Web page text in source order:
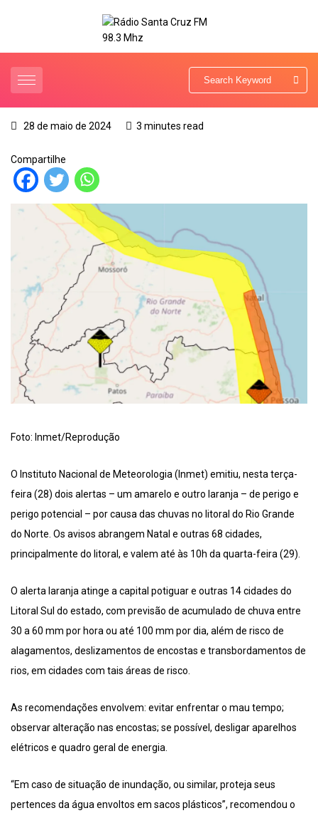
28 de maio de 2024 3 minutes read
Compartilhe
Foto: Inmet/Reprodução
O Instituto Nacional de Meteorologia (Inmet) emitiu, nesta terça-
feira (28) dois alertas – um amarelo e outro laranja – de perigo e
perigo potencial – por causa das chuvas no litoral do Rio Grande
do Norte. Os avisos abrangem Natal e outras 68 cidades,
principalmente do litoral, e valem até às 10h da quarta-feira (29).
O alerta laranja atinge a capital potiguar e outras 14 cidades do
Litoral Sul do estado, com previsão de acumulado de chuva entre
30 a 60 mm por hora ou até 100 mm por dia, além de risco de
alagamentos, deslizamentos de encostas e transbordamentos de
rios, em cidades com tais áreas de risco.
As recomendações envolvem: evitar enfrentar o mau tempo;
observar alteração nas encostas; se possível, desligar aparelhos
elétricos e quadro geral de energia.
“Em caso de situação de inundação, ou similar, proteja seus
pertences da água envoltos em sacos plásticos”, recomendou o